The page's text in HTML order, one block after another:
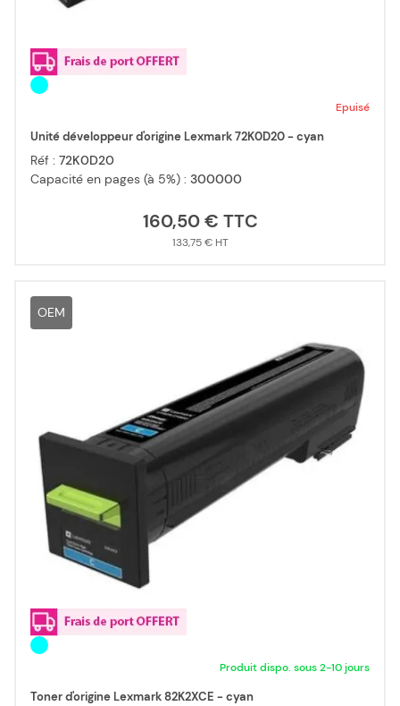
Epuisé
Unité développeur d'origine Lexmark 72K0D20 - cyan
Réf : 72K0D20
Capacité en pages (à 5%) : 300000
160,50 €
133,75 €
OEM
Produit dispo. sous 2-10 jours
Toner d'origine Lexmark 82K2XCE - cyan